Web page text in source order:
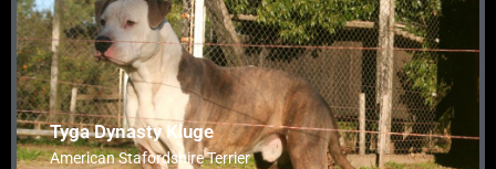
Tyga Dynasty Kluge
American Stafordshire Terrier